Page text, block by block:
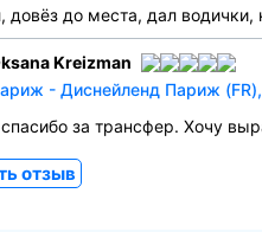
довёз до места, дал
Kreizman
- Диснейленд Париж
за трансфер. Хочу
отзыв